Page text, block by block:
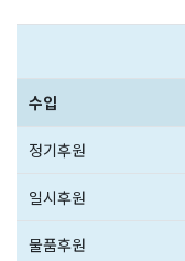
수입
정기후원
일시후원
물품후원